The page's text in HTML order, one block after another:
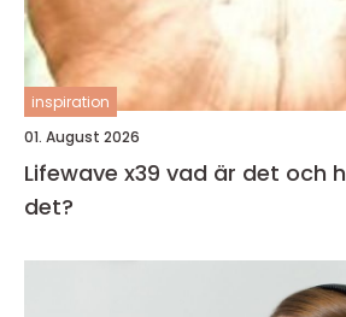
inspiration
01. August 2026
Lifewave x39 vad är det och hur fungerar
det?